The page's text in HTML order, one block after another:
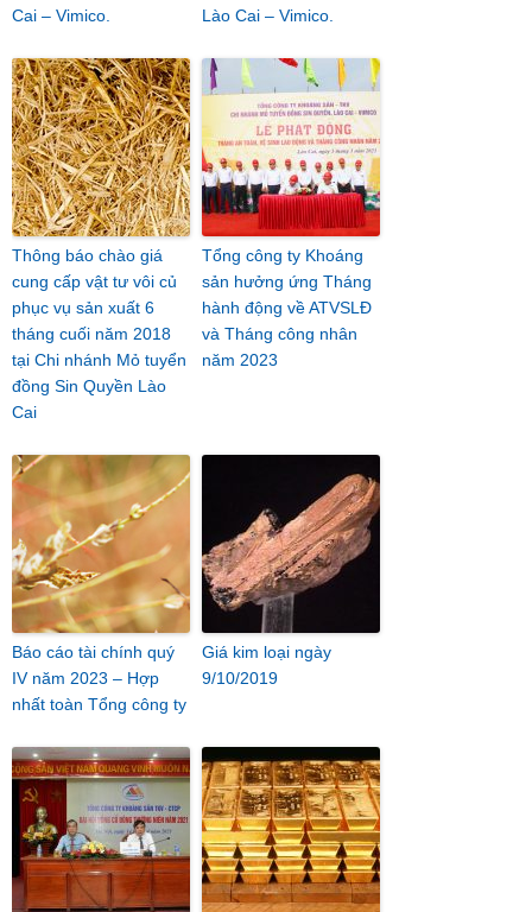
Cai – Vimico.
Lào Cai – Vimico.
Thông báo chào giá
cung cấp vật tư vôi củ
phục vụ sản xuất 6
tháng cuối năm 2018
tại Chi nhánh Mỏ tuyển
đồng Sin Quyền Lào
Cai
Tổng công ty Khoáng
sản hưởng ứng Tháng
hành động về ATVSLĐ
và Tháng công nhân
năm 2023
Báo cáo tài chính quý
IV năm 2023 – Hợp
nhất toàn Tổng công ty
Giá kim loại ngày
9/10/2019